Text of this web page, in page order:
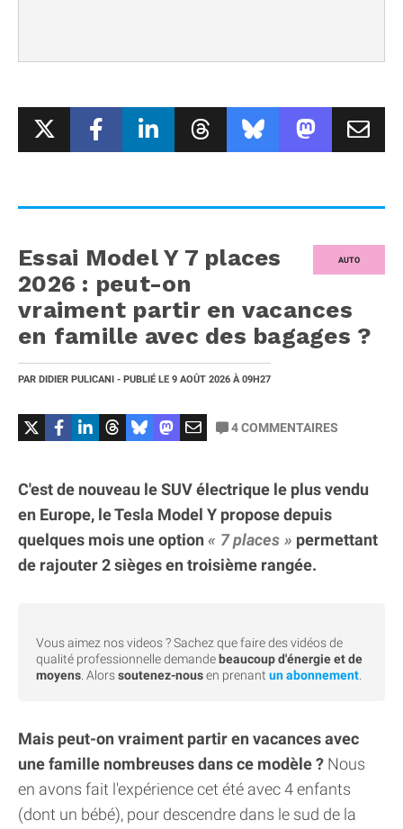
AUTO
Essai Model Y 7 places
2026 : peut-on
vraiment partir en vacances
en famille avec des bagages ?
PAR DIDIER PULICANI - PUBLIÉ LE 9 AOÛT 2026 À 09H27
4COMMENTAIRES
C'est de nouveau le SUV électrique le plus vendu
en Europe, le Tesla Model Y propose depuis
quelques mois une option
7 places
permettant
de rajouter 2 sièges en troisième rangée.
Vous aimez nos videos ? Sachez que faire des vidéos de
qualité professionnelle demande beaucoup d'énergie et de
moyens . Alorssoutenez-nousen prenant un abonnement
Mais peut-on vraiment partir en vacances avec
une famille nombreuses dans ce modèle ? Nous
en avons fait l'expérience cet été avec 4 enfants
(dont un bébé), pour descendre dans le sud de la